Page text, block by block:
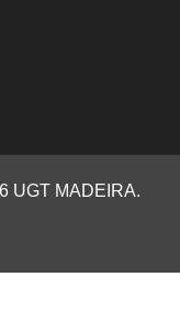
UGT MADEIRA.